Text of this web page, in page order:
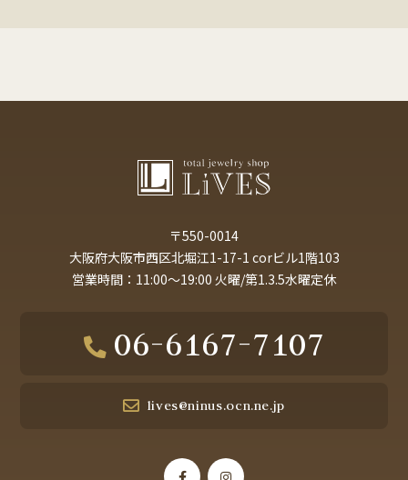
〒550-0014
大阪府大阪市西区北堀江1-17-1 corビル1階103
営業時間：11:00～19:00 火曜/第1.3.5水曜定休
06-6167-7107
lives@ninus.ocn.ne.jp